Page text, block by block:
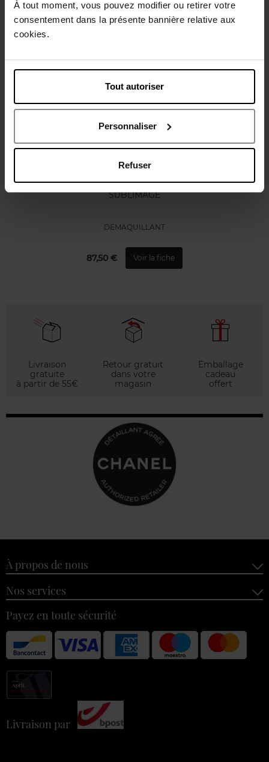
À tout moment, vous pouvez modifier ou retirer votre
consentement dans la présente bannière relative aux
cookies.
Tout autoriser
Personnaliser
Refuser
Caractéristiques
Vous aimerez peut-être
CHANEL
SUBLIMAGE
DÉMAQUILLANT
87,50 € Voir la fiche
Livraison
gratuite
à partir de 55€
Retour gratuit
dans votre
magasin
Emballage
cadeau
offert
À propos de nous
Nos services
Payez en toute sécurité
Livraison par